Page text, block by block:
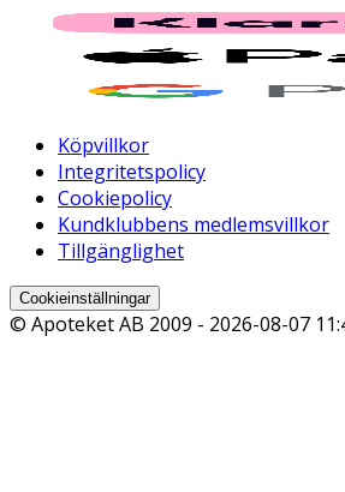
Köpvillkor
Integritetspolicy
Cookiepolicy
Kundklubbens medlemsvillkor
Tillgänglighet
Cookieinställningar
© Apoteket AB 2009 - 2026-08-07